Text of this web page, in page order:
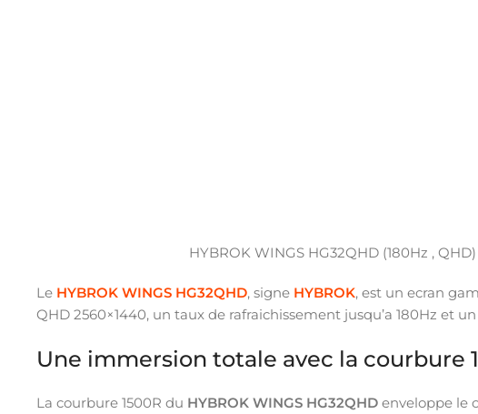
HYBROK WINGS HG32QHD (180Hz ,
Le HYBROK WINGS HG32QHD, signe HYBROK, est un ecran
QHD 2560×1440, un taux de rafraichissement jusqu’a 180Hz et
Une immersion totale avec la courbure
La courbure 1500R du HYBROK WINGS HG32QHD enveloppe le